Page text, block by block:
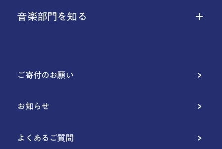
音楽部門を知る
ご寄付のお願い
お知らせ
よくあるご質問